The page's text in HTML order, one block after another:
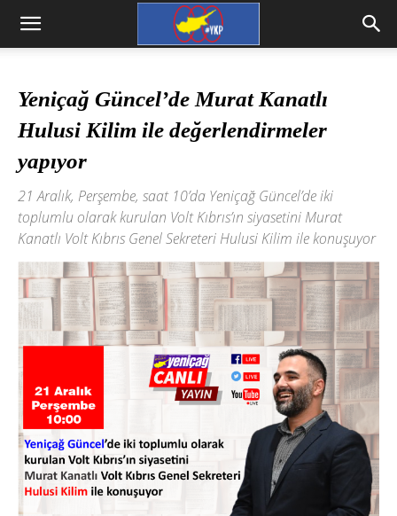
Yeniçağ Güncel’de Murat Kanatlı
Hulusi Kilim ile değerlendirmeler
yapıyor
21 Aralık, Perşembe, saat 10’da Yeniçağ Güncel’de iki
toplumlu olarak kurulan Volt Kıbrıs’ın siyasetini Murat
Kanatlı Volt Kıbrıs Genel Sekreteri Hulusi Kilim ile konuşuyor